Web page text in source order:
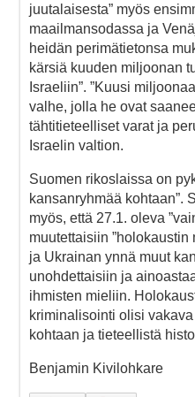
juutalaisesta” myös
maailmansodassa ja
heidän perimätietonsa
kärsiä kuuden miljoonan
Israeliin”. ”Kuusi
valhe, jolla he ovat
tähtitieteelliset varat ja
Israelin valtion.
Suomen rikoslaissa on
kansanryhmää kohtaan”.
myös, että 27.1. oleva
muutettaisiin ”holokaustin
ja Ukrainan ynnä muut
unohdettaisiin ja
ihmisten mieliin.
kriminalisointi olisi
kohtaan ja tieteellistä
Benjamin Kivilohkare